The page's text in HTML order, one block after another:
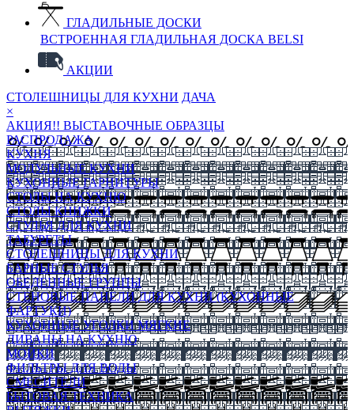
ГЛАДИЛЬНЫЕ ДОСКИ
ВСТРОЕННАЯ ГЛАДИЛЬНАЯ ДОСКА BELSI
АКЦИИ
СТОЛЕШНИЦЫ ДЛЯ КУХНИ ДАЧА
×
АКЦИЯ!! ВЫСТАВОЧНЫЕ ОБРАЗЦЫ
РАСПРОДАЖА
КУХНЯ
МОДУЛЬНЫЕ КУХНИ
КУХОННЫЕ ГАРНИТУРЫ
СТОЛЫ НА КУХНЮ
СТОЛЫ КНИЖКИ
СТУЛЬЯ ДЛЯ КУХНИ
ТАБУРЕТЫ
СТОЛЕШНИЦЫ ДЛЯ КУХНИ
БАРНЫЕ СТУЛЬЯ
ОБЕДЕННЫЕ ГРУППЫ
СТЕНОВЫЕ ПАНЕЛИ ДЛЯ КУХНИ (КУХОННЫЕ
ФАРТУКИ)
КУХОННЫЕ УГОЛКИ МЯГКИЕ
ДИВАНЫ НА КУХНЮ
МОЙКИ
ФИЛЬТРЫ ДЛЯ ВОДЫ
СМЕСИТЕЛИ
БЫТОВАЯ ТЕХНИКА